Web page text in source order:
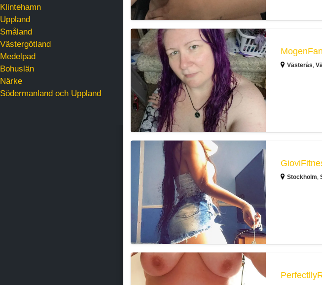
Klintehamn
Uppland
Småland
Västergötland
Medelpad
Bohuslän
Närke
Södermanland och Uppland
MogenFantasi
Västerås,
GioviFitness
Stockholm,
PerfectllyRipe